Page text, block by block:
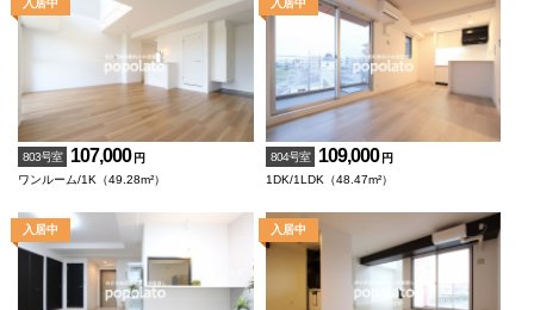
803号室 107,000 円
ワンルーム/1K（49.28m²）
804号室 109,000 円
1DK/1LDK（48.47m²）